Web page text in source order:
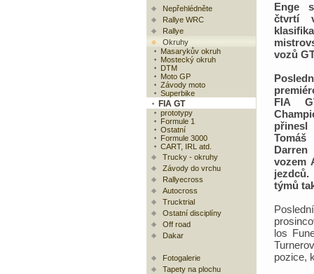
Nepřehlédněte
Rallye WRC
Rallye
Okruhy
Masarykův okruh
Mostecký okruh
DTM
Moto GP
Závody moto
Superbike
FIA GT
prototypy
Formule 1
Ostatní
Formule 3000
CART, IRL atd.
Trucky - okruhy
Závody do vrchu
Rallyecross
Autocross
Trucktrial
Ostatní disciplíny
Off road
Dakar
Fotogalerie
Tapety na plochu
Enge
čtvrtí
vozů
FIA
vozem
jezdců.
týmů
los
pozice,